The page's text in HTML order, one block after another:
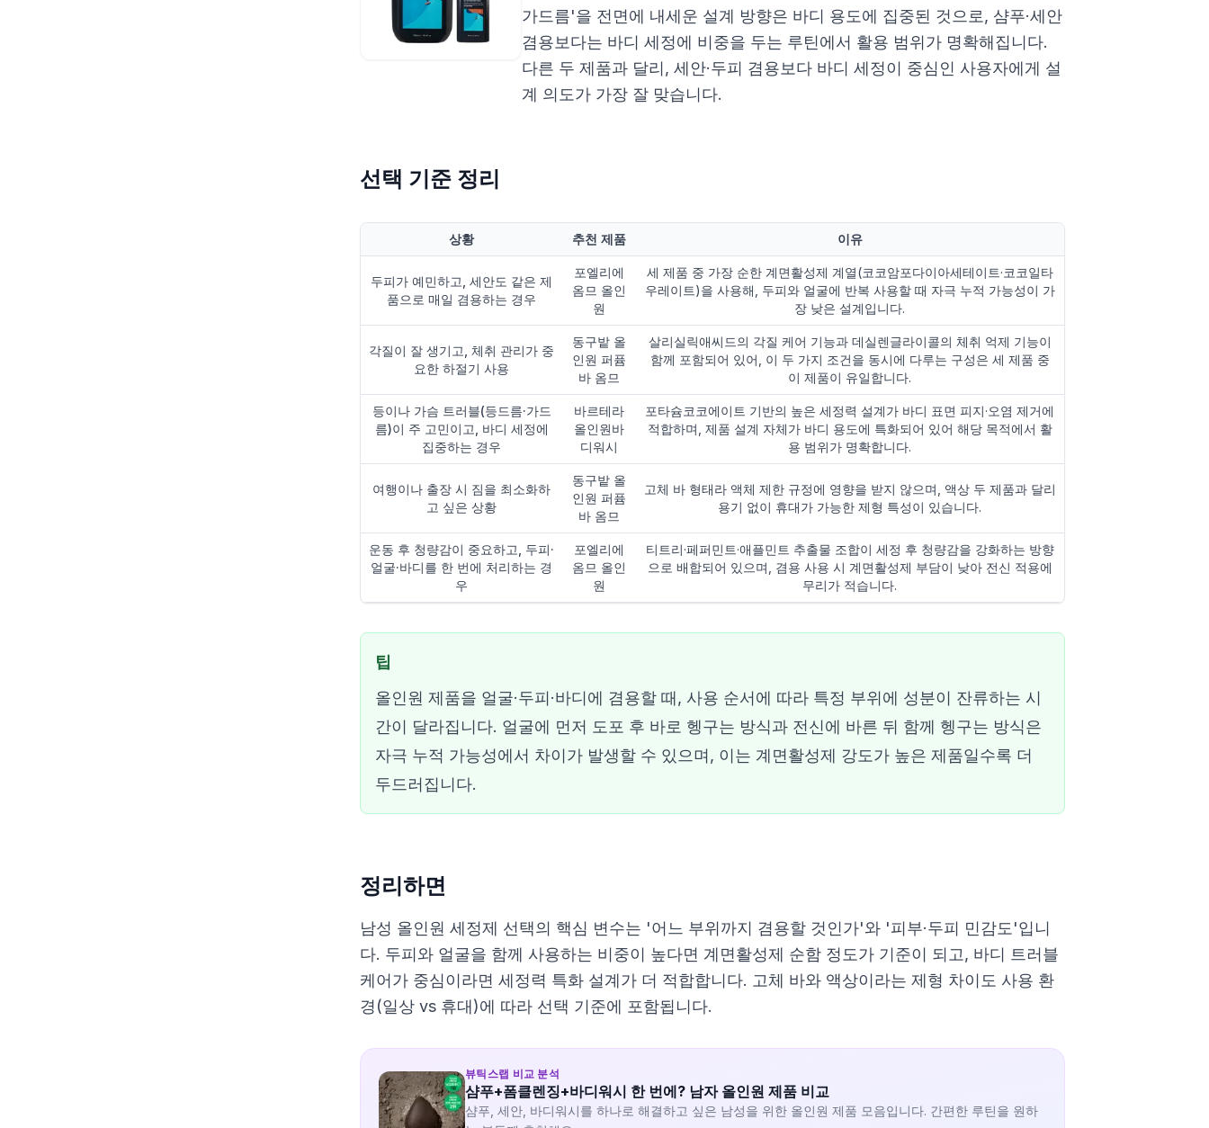
가드름'을 전면에 내세운 설계 방향은 바디 용도에 집중된 것으로, 샴푸·세안
겸용보다는 바디 세정에 비중을 두는 루틴에서 활용 범위가 명확해집니다.
다른 두 제품과 달리, 세안·두피 겸용보다 바디 세정이 중심인 사용자에게 설
계 의도가 가장 잘 맞습니다.
선택 기준 정리
상황 추천 제품 이유
두피가 예민하고, 세안도 같은 제
품으로 매일 겸용하는 경우
포엘리에
옴므 올인
원
세 제품 중 가장 순한 계면활성제 계열(코코암포다이아세테이트·코코일타
우레이트)을 사용해, 두피와 얼굴에 반복 사용할 때 자극 누적 가능성이 가
장 낮은 설계입니다.
각질이 잘 생기고, 체취 관리가 중
요한 하절기 사용
동구밭 올
인원 퍼퓸
바 옴므
살리실릭애씨드의 각질 케어 기능과 데실렌글라이콜의 체취 억제 기능이
함께 포함되어 있어, 이 두 가지 조건을 동시에 다루는 구성은 세 제품 중
이 제품이 유일합니다.
등이나 가슴 트러블(등드름·가드
름)이 주 고민이고, 바디 세정에
집중하는 경우
바르테라
올인원바
디워시
포타슘코코에이트 기반의 높은 세정력 설계가 바디 표면 피지·오염 제거에
적합하며, 제품 설계 자체가 바디 용도에 특화되어 있어 해당 목적에서 활
용 범위가 명확합니다.
여행이나 출장 시 짐을 최소화하
고 싶은 상황
동구밭 올
인원 퍼퓸
바 옴므
고체 바 형태라 액체 제한 규정에 영향을 받지 않으며, 액상 두 제품과 달리
용기 없이 휴대가 가능한 제형 특성이 있습니다.
운동 후 청량감이 중요하고, 두피·
얼굴·바디를 한 번에 처리하는 경
우
포엘리에
옴므 올인
원
티트리·페퍼민트·애플민트 추출물 조합이 세정 후 청량감을 강화하는 방향
으로 배합되어 있으며, 겸용 사용 시 계면활성제 부담이 낮아 전신 적용에
무리가 적습니다.
팁
올인원 제품을 얼굴·두피·바디에 겸용할 때, 사용 순서에 따라 특정 부위에 성분이 잔류하는 시
간이 달라집니다. 얼굴에 먼저 도포 후 바로 헹구는 방식과 전신에 바른 뒤 함께 헹구는 방식은
자극 누적 가능성에서 차이가 발생할 수 있으며, 이는 계면활성제 강도가 높은 제품일수록 더
두드러집니다.
정리하면
남성 올인원 세정제 선택의 핵심 변수는 '어느 부위까지 겸용할 것인가'와 '피부·두피 민감도'입니
다. 두피와 얼굴을 함께 사용하는 비중이 높다면 계면활성제 순함 정도가 기준이 되고, 바디 트러블
케어가 중심이라면 세정력 특화 설계가 더 적합합니다. 고체 바와 액상이라는 제형 차이도 사용 환
경(일상 vs 휴대)에 따라 선택 기준에 포함됩니다.
뷰틱스랩 비교 분석
샴푸+폼클렌징+바디워시 한 번에? 남자 올인원 제품 비교
샴푸, 세안, 바디워시를 하나로 해결하고 싶은 남성을 위한 올인원 제품 모음입니다. 간편한 루틴을 원하